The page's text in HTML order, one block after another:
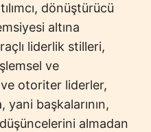
dönüştürücü
altına
liderlik stilleri,
ve
otoriter liderler,
yani başkalarının,
almadan